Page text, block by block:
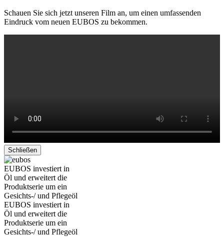
Schauen Sie sich jetzt unseren Film an, um einen umfassenden
Eindruck vom neuen EUBOS zu bekommen.
Schließen
EUBOS investiert in
Öl und erweitert die
Produktserie um ein
Gesichts-/ und Pflegeöl
EUBOS investiert in
Öl und erweitert die
Produktserie um ein
Gesichts-/ und Pflegeöl